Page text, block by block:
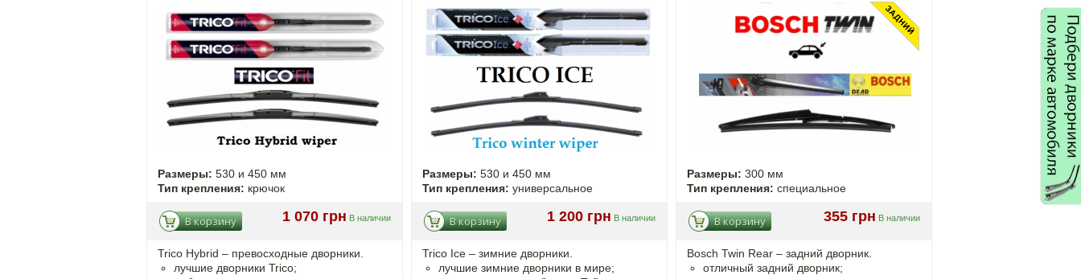
Размеры: 530 и 450 мм
Тип крепления: крючок
1 070 грн В наличии
В корзину
Trico Hybrid – превосходные дворники.
лучшие дворники Trico;
Размеры: 530 и 450 мм
Тип крепления: универсальное
1 200 грн В наличии
В корзину
Trico Ice – зимние дворники.
лучшие зимние дворники в мире;
Размеры: 300 мм
Тип крепления: специальное
355 грн В наличии
В корзину
Bosch Twin Rear – задний дворник.
отличный задний дворник;